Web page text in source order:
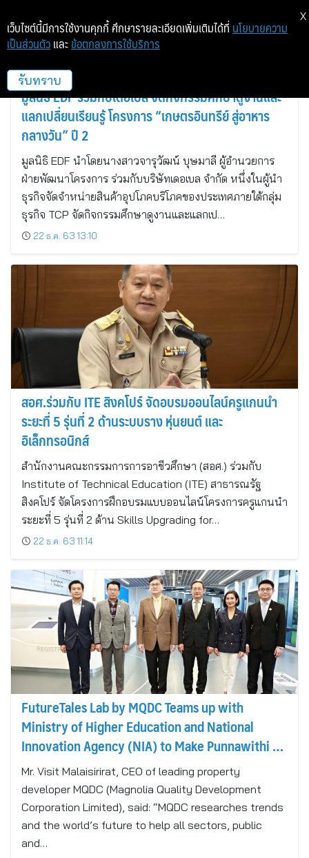
education_image
มูลนิธิ EDF ร่วมกับเดอเบล จัดกิจกรรมศึกษาดูงานและ
แลกเปลี่ยนเรียนรู้ โครงการ “เกษตรอินทรีย์ สู่อาหาร
กลางวัน” ปี 2
มูลนิธิ EDF นำโดยนางสาวจารุวัฒน์ บุษมาลี ผู้อำนวยการ
ฝ่ายพัฒนาโครงการ ร่วมกับบริษัทเดอเบล จำกัด หนึ่งในผู้นำ
ธุรกิจจัดจำหน่ายสินค้าอุปโภคบริโภคของประเทศภายใต้กลุ่ม
ธุรกิจ TCP จัดกิจกรรมศึกษาดูงานและแลกเป…
22 ธ.ค. 63 13:10
สอศ.ร่วมกับ ITE สิงคโปร์ จัดอบรมออนไลน์ครูแกนนำ
ระยะที่ 5 รุ่นที่ 2 ด้านระบบราง หุ่นยนต์ และ
อิเล็กทรอนิกส์
สำนักงานคณะกรรมการการอาชีวศึกษา (สอศ.) ร่วมกับ
Institute of Technical Education (ITE) สาธารณรัฐ
สิงคโปร์ จัดโครงการฝึกอบรมแบบออนไลน์โครงการครูแกนนำ
ระยะที่ 5 รุ่นที่ 2 ด้าน Skills Upgrading for…
22 ธ.ค. 63 11:14
FutureTales Lab by MQDC Teams up with
Ministry of Higher Education and National
Innovation Agency (NIA) to Make Punnawithi a
Global CyberTech District
Mr. Visit Malaisirirat, CEO of leading property
developer MQDC (Magnolia Quality Development
Corporation Limited), said: “MQDC researches trends
and the world’s future to help all sectors, public
and…
เว็บไซต์นี้มีการใช้งานคุกกี้ ศึกษารายละเอียดเพิ่มเติมได้ที่ นโยบายความ
เป็นส่วนตัว และ ข้อตกลงการใช้บริการ
รับทราบ
X